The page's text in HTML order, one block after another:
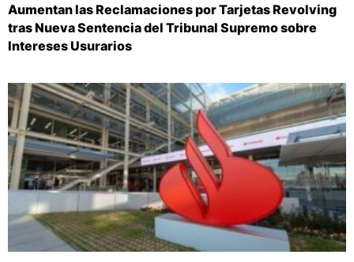
Aumentan las Reclamaciones por Tarjetas Revolving
tras Nueva Sentencia del Tribunal Supremo sobre
Intereses Usurarios